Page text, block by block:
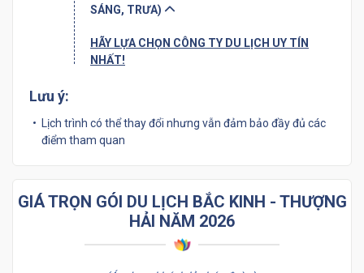
SÁNG, TRƯA)
HÃY LỰA CHỌN CÔNG TY DU LỊCH UY TÍN
NHẤT!
Lưu ý:
Lịch trình có thể thay đổi nhưng vẫn đảm bảo đầy đủ các
điểm tham quan
GIÁ TRỌN GÓI DU LỊCH BẮC KINH - THƯỢNG
HẢI NĂM 2026